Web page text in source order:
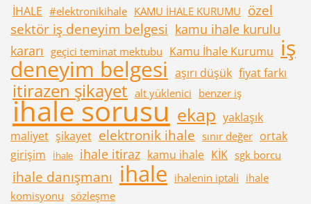
İHALE #elektronikihale KAMU İHALE KURUMU özel
sektör iş deneyim belgesi kamu ihale kurulu
kararı geçici teminat mektubu Kamu İhale Kurumu iş
deneyim belgesi aşırı düşük fiyat farkı
itirazen şikayet alt yüklenici benzer iş
ihale sorusu ekap yaklaşık
maliyet şikayet elektronik ihale sınır değer ortak
girişim
İhale ihale itiraz kamu ihale KİK sgk borcu
ihale danışmanı ihale ihalenin iptali ihale
komisyonu sözleşme